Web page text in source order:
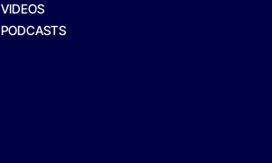
VIDEOS
PODCASTS